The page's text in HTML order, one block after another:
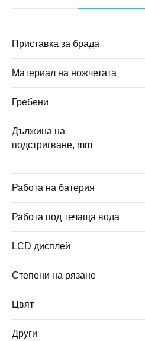
Приставка за брада
Материал на ножчетата
Гребени
Дължина на
подстригване, mm
Работа на батерия
Работа под течаща вода
LCD дисплей
Степени на рязане
Цвят
Други